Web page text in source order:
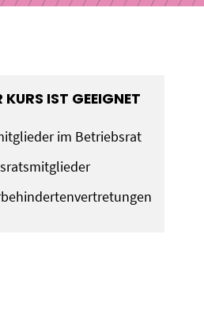
KURS IST GEEIGNET
im Betriebsrat